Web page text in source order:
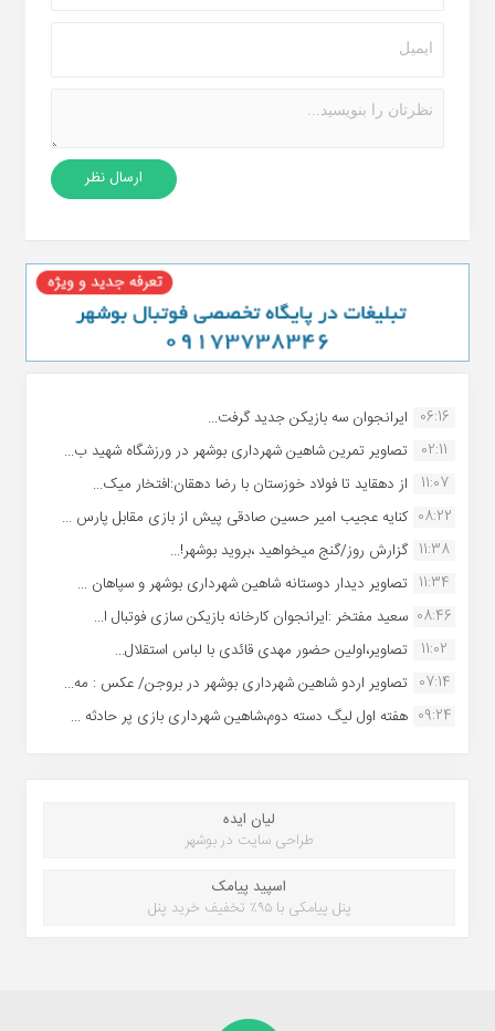
06:16 ایرانجوان سه بازیکن جدید گرفت...
02:11
تصاویر تمرین شاهین شهردارى بوشهر در ورزشگاه شهید ب...
11:07
از دهقاید تا فولاد خوزستان با رضا دهقان:افتخار میک...
08:22 کنایه عجیب امیر حسین صادقی پیش از بازی مقابل پارس ...
11:38 گزارش روز/گنج میخواهید ،بروید بوشهر!...
11:34 تصاویر دیدار دوستانه شاهین شهردارى بوشهر و سپاهان ...
08:46 سعید مفتخر :ایرانجوان کارخانه بازیکن سازی فوتبال ا...
11:02
تصاویر،اولین حضور مهدی قائدی با لباس استقلال...
07:14 تصاویر اردو شاهین شهرداری بوشهر در بروجن/ عکس : مه...
09:24 هفته اول لیگ دسته دوم،شاهین شهرداری بازی پر حادثه ...
لیان ایده
طراحی سایت در بوشهر
اسپید پیامک
پنل پیامکی با ۹۵٪ تخفیف خرید پنل